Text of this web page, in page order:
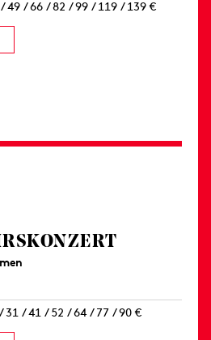
49 / 66 / 82 / 99 / 119 / 139 €
31 / 41 / 52 / 64 / 77 / 90 €